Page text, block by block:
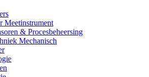
Meetinstrument
& Procesbeheersing
Mechanisch